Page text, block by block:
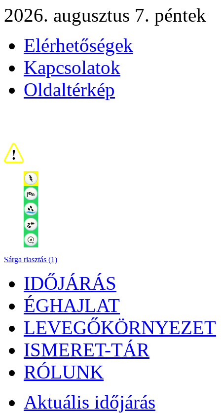
2026. augusztus 7. péntek
Elérhetőségek
Kapcsolatok
Oldaltérkép
Sárga riasztás (1)
IDŐJÁRÁS
ÉGHAJLAT
LEVEGŐKÖRNYEZET
ISMERET-TÁR
RÓLUNK
Aktuális időjárás